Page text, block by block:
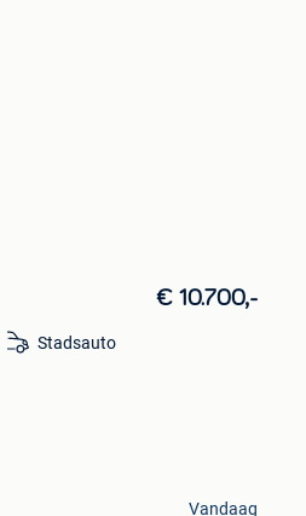
€ 10.700,-
Stadsauto
Vandaag